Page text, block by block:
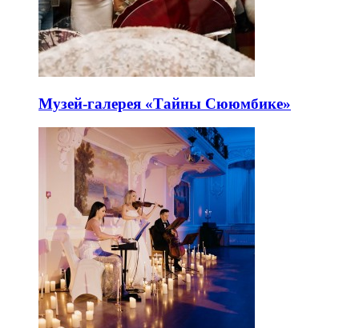
Музей-галерея «Тайны Сююмбике»